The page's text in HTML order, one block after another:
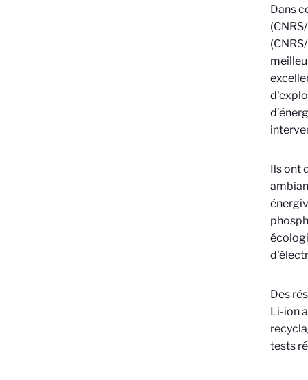
Dans
Ils ont
Des
Li-ion
tests